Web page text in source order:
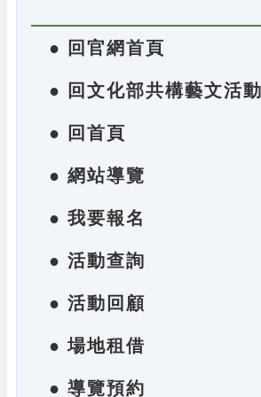
● 回官網首頁
● 回文化部共構藝文活
● 回首頁
● 網站導覽
● 我要報名
● 活動查詢
● 活動回顧
● 場地租借
● 導覽預約